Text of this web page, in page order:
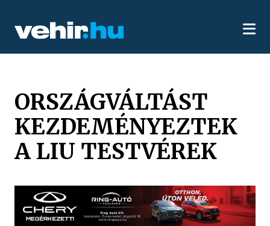
ORSZÁGVÁLTÁST
KEZDEMÉNYEZTEK
A LIU TESTVÉREK